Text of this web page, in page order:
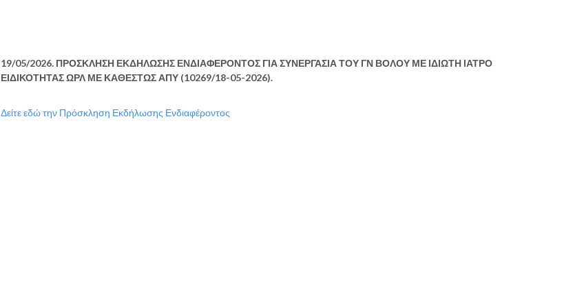
19/05/2026. ΠΡΟΣΚΛΗΣΗ ΕΚΔΗΛΩΣΗΣ ΕΝΔΙΑΦΕΡΟΝΤΟΣ ΓΙΑ ΣΥΝΕΡΓΑΣΙΑ ΤΟΥ ΓΝ ΒΟΛΟΥ ΜΕ ΙΔΙΩΤΗ ΙΑΤΡΟ
ΕΙΔΙΚΟΤΗΤΑΣ ΩΡΛ ΜΕ ΚΑΘΕΣΤΩΣ ΑΠΥ (10269/18-05-2026).
Δείτε εδώ την Πρόσκληση Εκδήλωσης Ενδιαφέροντος